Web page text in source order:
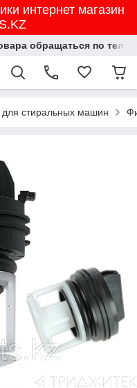
интернет магазин
обращаться по
для стиральных машин